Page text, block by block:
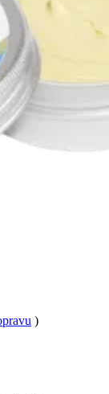
)